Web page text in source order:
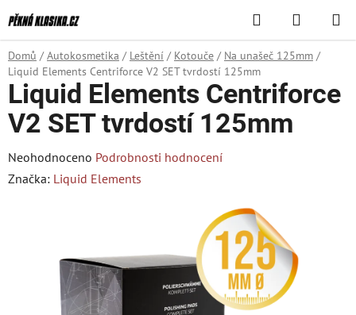
na
obsah
Hledat
KOŠÍK
Domů / Autokosmetika / Leštění / Kotouče / Na unašeč 125mm /
Liquid Elements Centriforce V2 SET tvrdostí 125mm
Liquid Elements Centriforce
V2 SET tvrdostí 125mm
Průměrné
hodnocení
hvězdiček.
Neohodnoceno Podrobnosti hodnocení
Značka: Liquid Elements